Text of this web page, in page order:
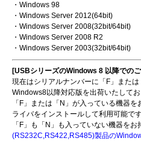
・Windows 98
・Windows Server 2012(64bit)
・Windows Server 2008(32bit/64bit)
・Windows Server 2008 R2
・Windows Server 2003(32bit/64bit)
[USBシリーズのWindows 8 以降での
現在はシリアルナンバーに「F」また
Windows8以降対応版を出荷いたしてお
「F」または「N」が入っている機器
ライバをインストールして利用可能です
「F」も「N」も入っていない機器をお
(RS232C,RS422,RS485)製品の